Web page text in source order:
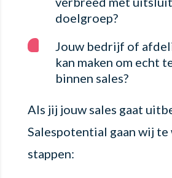
doelgroep?
Jouw bedrijf of
kan maken om echt
binnen sales?
Als jij jouw sales gaat
Salespotential gaan wij te
stappen: